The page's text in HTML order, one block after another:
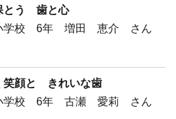
とう 歯と心
校 6年 増田 恵介 さん
顔と きれいな歯
校 6年 古瀬 愛莉 さん